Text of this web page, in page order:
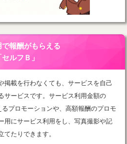
で報酬がもらえる
セルフＢ」
掲載を行わなくても、サービスを自己
サービスです。サービス利用金額の
プロモーションや、高額報酬のプロモ
用にサービス利用をし、写真撮影や記
たりできます。